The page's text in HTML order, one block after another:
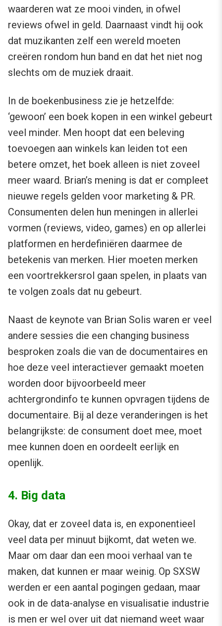
waarderen wat ze mooi vinden, in ofwel
reviews ofwel in geld. Daarnaast vindt hij ook
dat muzikanten zelf een wereld moeten
creëren rondom hun band en dat het niet nog
slechts om de muziek draait.
In de boekenbusiness zie je hetzelfde:
‘gewoon’ een boek kopen in een winkel gebeurt
veel minder. Men hoopt dat een beleving
toevoegen aan winkels kan leiden tot een
betere omzet, het boek alleen is niet zoveel
meer waard. Brian’s mening is dat er compleet
nieuwe regels gelden voor marketing & PR.
Consumenten delen hun meningen in allerlei
vormen (reviews, video, games) en op allerlei
platformen en herdefiniëren daarmee de
betekenis van merken. Hier moeten merken
een voortrekkersrol gaan spelen, in plaats van
te volgen zoals dat nu gebeurt.
Naast de keynote van Brian Solis waren er veel
andere sessies die een changing business
besproken zoals die van de documentaires en
hoe deze veel interactiever gemaakt moeten
worden door bijvoorbeeld meer
achtergrondinfo te kunnen opvragen tijdens de
documentaire. Bij al deze veranderingen is het
belangrijkste: de consument doet mee, moet
mee kunnen doen en oordeelt eerlijk en
openlijk.
4. Big data
Okay, dat er zoveel data is, en exponentieel
veel data per minuut bijkomt, dat weten we.
Maar om daar dan een mooi verhaal van te
maken, dat kunnen er maar weinig. Op SXSW
werden er een aantal pogingen gedaan, maar
ook in de data-analyse en visualisatie industrie
is men er wel over uit dat niemand weet waar